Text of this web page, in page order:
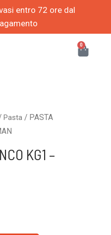
entro 72 ore dal
0
Pasta / PASTA
KG1 –